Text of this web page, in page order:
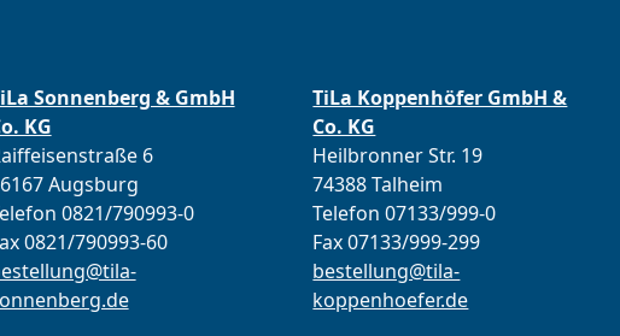
Sonnenberg & GmbH
KG
6
Augsburg
0821/790993-0
0821/790993-60
TiLa Koppenhöfer GmbH &
Co. KG
Heilbronner Str. 19
74388 Talheim
Telefon 07133/999-0
Fax 07133/999-299
bestellung@tila-
koppenhoefer.de